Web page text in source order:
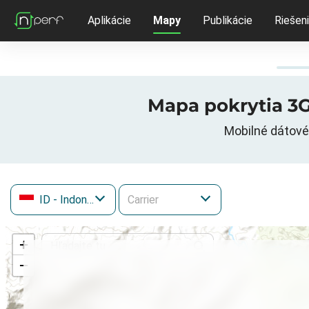
Aplikácie Mapy Publikácie
Mapa pokrytia
Mobilné
ID - Indonézia
+
−